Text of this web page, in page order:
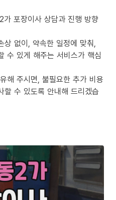
포장이사 상담과 진행 방향
상 없이, 약속한 일정에 맞춰,
수 있게 해주는 서비스가 핵심
해 주시면, 불필요한 추가 비용
할 수 있도록 안내해 드리겠습